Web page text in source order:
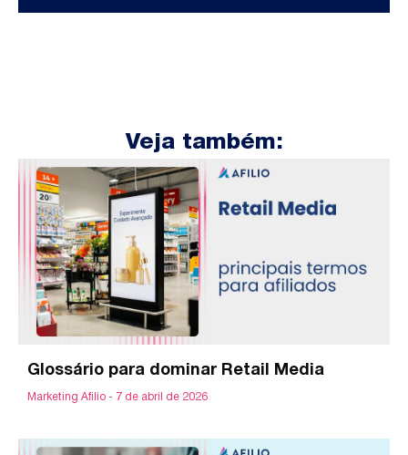
Veja também:
Glossário para dominar Retail Media
Marketing Afilio 7 de abril de 2026